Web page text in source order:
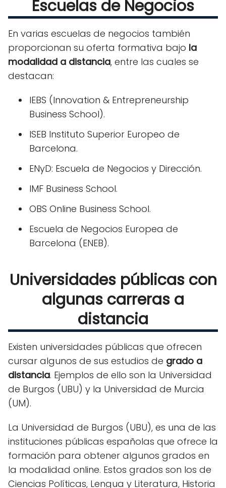
Escuelas de Negocios
En varias escuelas de negocios también
proporcionan su oferta formativa bajo la
modalidad a distancia, entre las cuales se
destacan:
IEBS (Innovation & Entrepreneurship
Business School).
ISEB Instituto Superior Europeo de
Barcelona.
ENyD: Escuela de Negocios y Dirección.
IMF Business School.
OBS Online Business School.
Escuela de Negocios Europea de
Barcelona (ENEB).
Universidades públicas con
algunas carreras a
distancia
Existen universidades públicas que ofrecen
cursar algunos de sus estudios de grado a
distancia. Ejemplos de ello son la Universidad
de Burgos (UBU) y la Universidad de Murcia
(UM).
La Universidad de Burgos (UBU), es una de las
instituciones públicas españolas que ofrece la
formación para obtener algunos grados en
la modalidad online. Estos grados son los de
Ciencias Políticas, Lengua y Literatura, Historia